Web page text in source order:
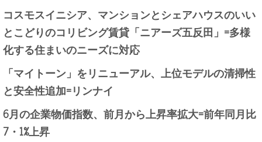
コスモスイニシア、マンションとシェアハウスのいい
とこどりのコリビング賃貸「ニアーズ五反田」=多様
化する住まいのニーズに対応
「マイトーン」をリニューアル、上位モデルの清掃性
と安全性追加=リンナイ
6月の企業物価指数、前月から上昇率拡大=前年同月比
7・1%上昇